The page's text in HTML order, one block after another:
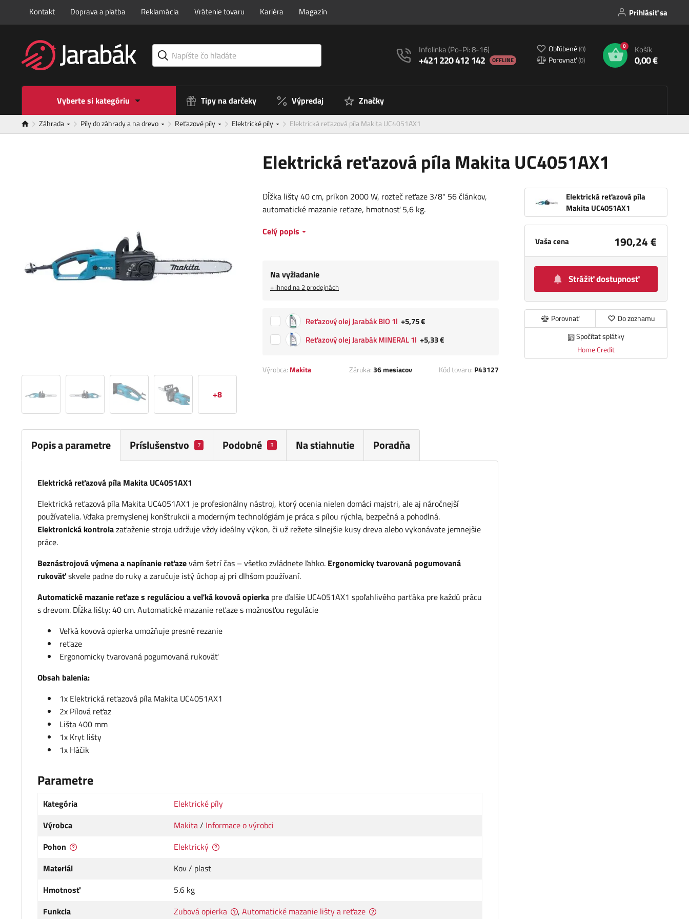
Kontakt Doprava a platba Reklamácia Vrátenie tovaru Kariéra Magazín Prihlásiť sa
Infolinka(Po-Pi: 8-16)
+421 220 412 142 OFFLINE
Obľúbené(0)
Porovnať(0)
0 Košík
0,00 €
Vyberte si kategóriu Tipy na darčeky Výpredaj Značky
Záhrada Píly do záhrady a na drevo Reťazové píly Elektrické píly Elektrická reťazová píla Makita UC4051AX1
Elektrická reťazová píla Makita UC4051AX1
+8
Elektrická reťazová píla
Makita UC4051AX1
Vaša cena 190,24 €
Strážiť dostupnosť
Porovnať
Do zoznamu
Spočítat splátky
Home Credit
Dĺžka lišty 40 cm, príkon 2000 W, rozteč reťaze 3/8" 56 článkov,
automatické mazanie reťaze, hmotnosť 5,6 kg.
Celý popis
Na vyžiadanie
+ ihned na 2 prodejnách
Reťazový olej Jarabák BIO 1l +5,75 €
Reťazový olej Jarabák MINERAL 1l +5,33 €
Výrobca: Makita Záruka:36 mesiacov Kód tovaru: P43127
Popis a parametre Príslušenstvo 7 Podobné 3 Na stiahnutie Poradňa
Elektrická reťazová píla Makita UC4051AX1
Elektrická reťazová píla Makita UC4051AX1 je profesionálny nástroj, ktorý ocenia nielen domáci majstri, ale aj náročnejší
používatelia. Vďaka premyslenej konštrukcii a moderným technológiám je práca s pílou rýchla, bezpečná a pohodlná.
Elektronická kontrolazaťaženie stroja udržuje vždy ideálny výkon, či už režete silnejšie kusy dreva alebo vykonávate jemnejšie
práce.
Beznástrojová výmena a napínanie reťazevám šetrí čas – všetko zvládnete ľahko. Ergonomicky tvarovaná pogumovaná
rukoväťskvele padne do ruky a zaručuje istý úchop aj pri dlhšom používaní.
Automatické mazanie reťaze s reguláciou a veľká kovová opierka pre ďalšie UC4051AX1 spoľahlivého parťáka pre každú prácu
s drevom. Dĺžka lišty: 40 cm. Automatické mazanie reťaze s možnosťou regulácie
Veľká kovová opierka umožňuje presné rezanie
reťaze
Ergonomicky tvarovaná pogumovaná rukoväť
Obsah balenia:
1x Elektrická reťazová píla Makita UC4051AX1
2x Pílová reťaz
Lišta 400 mm
1x Kryt lišty
1x Háčik
Parametre
Kategória
Elektrické píly
Výrobca
Makita/ Informace o výrobci
Pohon
Elektrický
Materiál
Kov / plast
Hmotnosť
5.6 kg
Funkcia
Zubová opierka , Automatické mazanie lišty a reťaze